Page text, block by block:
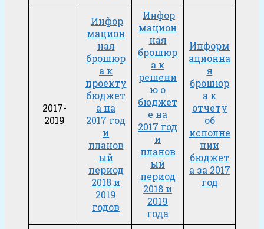
2017-
2019
Инфор
мацион
ная
брошюр
а к
проекту
бюджет
а на
2017 год
и
планов
ый
период
2018 и
2019
годов
Инфор
мацион
ная
брошюр
а к
решени
ю о
бюджет
е на
2017 год
и
планов
ый
период
2018 и
2019
года
Информ
ационна
я
брошюр
а к
отчету
об
исполне
нии
бюджет
а за 2017
год